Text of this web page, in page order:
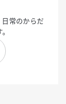
常のからだ